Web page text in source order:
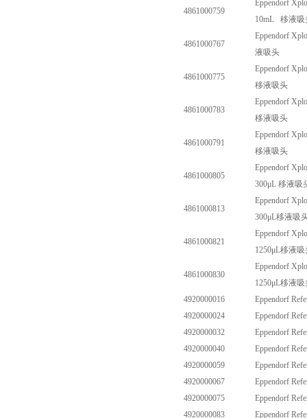
4861000759
Eppendorf
10mL 移液吸
4861000767
Eppendorf
液吸头
4861000775
Eppendorf
移液吸头
4861000783
Eppendorf
移液吸头
4861000791
Eppendorf
移液吸头
4861000805
Eppendorf
300μL 移液吸
4861000813
Eppendorf
300μL移液吸
4861000821
Eppendorf
1250μL移液吸
4861000830
Eppendorf
1250μL移液吸
4920000016
Eppendorf
4920000024
Eppendorf
4920000032
Eppendorf
4920000040
Eppendorf
4920000059
Eppendorf
4920000067
Eppendorf
4920000075
Eppendorf
4920000083
Eppendorf